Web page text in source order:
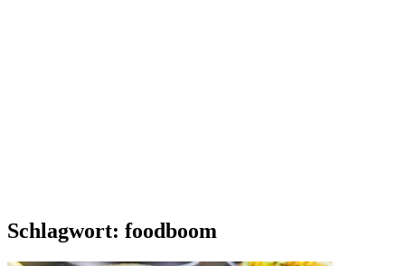
Schlagwort: foodboom